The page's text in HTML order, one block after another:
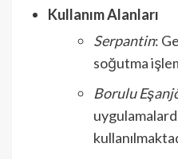
Kullanım Alanları
Serpantin:
soğutma
Borulu